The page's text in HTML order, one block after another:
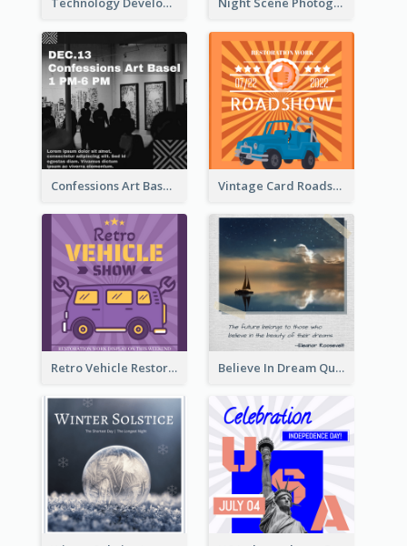
Confessions Art Basel Instagram Post Vintage Card Roadshow Instagram Post
Retro Vehicle Restoration Instagram Post Believe In Dream Quote Instagram Post